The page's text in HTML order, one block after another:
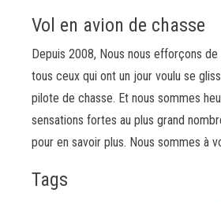
Vol en avion de chasse
Depuis 2008, Nous nous efforçons
tous ceux qui ont un jour voulu se
pilote de chasse. Et nous sommes
sensations fortes au plus grand
pour en savoir plus. Nous sommes à
Tags